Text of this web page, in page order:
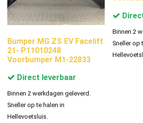
Bumper MG ZS EV Facelift
21- P11010248
Voorbumper M1-22833
Direct leverbaar
Binnen 2 werkdagen geleverd.
Sneller op te halen in
Hellevoetsluis.
Binnen 2
Sneller op